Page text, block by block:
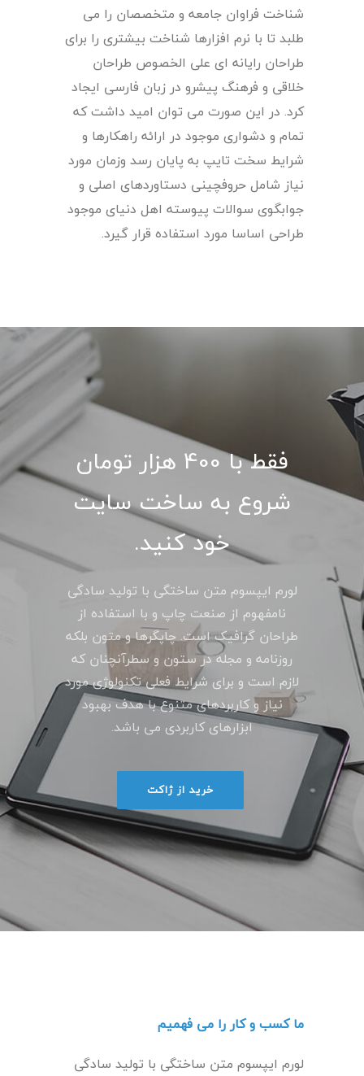
شناخت فراوان جامعه و متخصصان را می
طلبد تا با نرم افزارها شناخت بیشتری را برای
طراحان رایانه ای علی الخصوص طراحان
خلاقی و فرهنگ پیشرو در زبان فارسی ایجاد
کرد. در این صورت می توان امید داشت که
تمام و دشواری موجود در ارائه راهکارها و
شرایط سخت تایپ به پایان رسد وزمان مورد
نیاز شامل حروفچینی دستاوردهای اصلی و
جوابگوی سوالات پیوسته اهل دنیای موجود
طراحی اساسا مورد استفاده قرار گیرد.
فقط با 400 هزار تومان
شروع به ساخت سایت
خود کنید.
لورم ایپسوم متن ساختگی با تولید سادگی
نامفهوم از صنعت چاپ و با استفاده از
طراحان گرافیک است. چاپگرها و متون بلکه
روزنامه و مجله در ستون و سطرآنچنان که
لازم است و برای شرایط فعلی تکنولوژی مورد
نیاز و کاربردهای متنوع با هدف بهبود
ابزارهای کاربردی می باشد.
خرید از ژاکت
ما کسب و کار را می فهمیم
لورم ایپسوم متن ساختگی با تولید سادگی